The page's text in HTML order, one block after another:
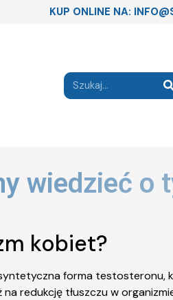
KUP ONLINE NA:
wiedzieć o
kobiet?
forma testosteronu,
redukcję tłuszczu w